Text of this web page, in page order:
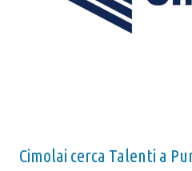
Cimolai cerca Talenti a